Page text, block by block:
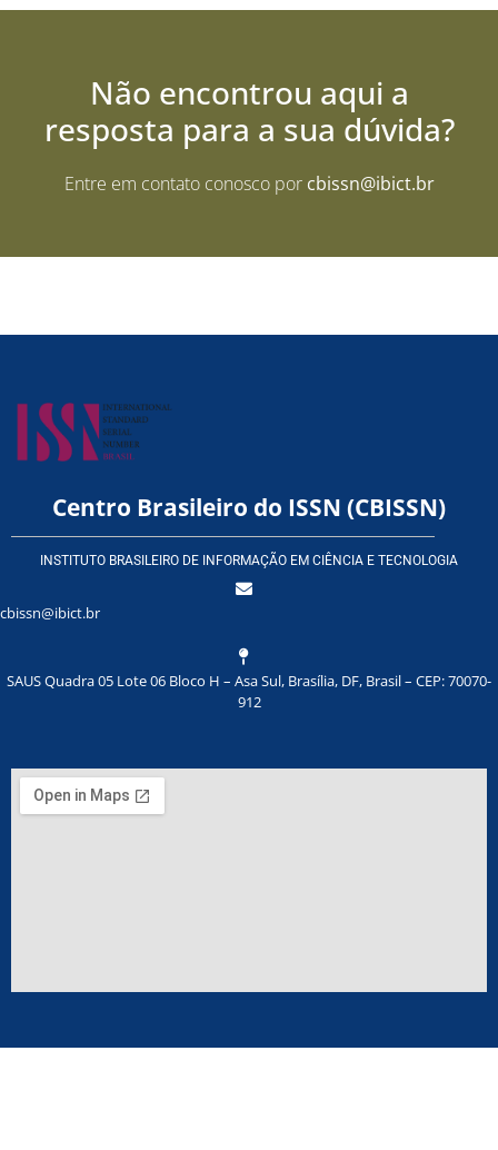
Não encontrou aqui a
resposta para a sua dúvida?
Entre em contato conosco por cbissn@ibict.br
Centro Brasileiro do ISSN (CBISSN)
INSTITUTO BRASILEIRO DE INFORMAÇÃO EM CIÊNCIA E TECNOLOGIA
cbissn@ibict.br
SAUS Quadra 05 Lote 06 Bloco H – Asa Sul, Brasília, DF, Brasil – CEP: 70070-
912